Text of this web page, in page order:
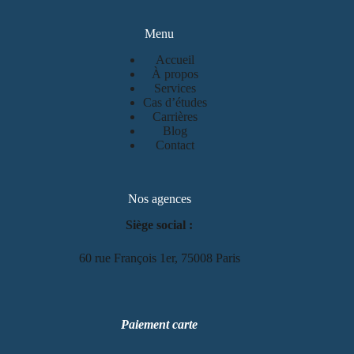
Menu
Accueil
À propos
Services
Cas d’études
Carrières
Blog
Contact
Nos agences
Siège social :
60 rue François 1er, 75008 Paris
Paiement carte